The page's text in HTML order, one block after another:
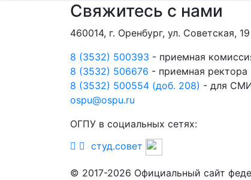
Свяжитесь с нами
460014, г. Оренбург, ул. Советская, 19
8 (3532) 500393 - приемная
8 (3532) 506676 - приемная ректора
8 (3532) 500554 (доб. 208) - для
ospu@ospu.ru
ОГПУ в социальных сетях:
студ.совет
© 2017-2026 Официальный сайт